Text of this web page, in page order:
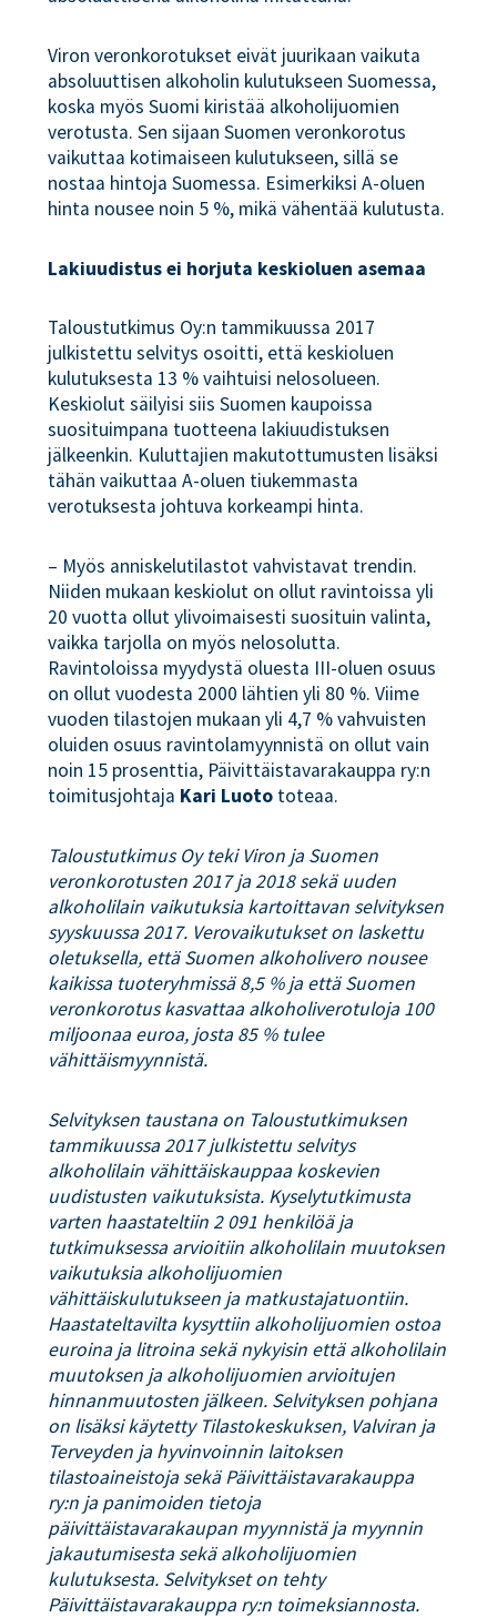
Viron veronkorotukset eivät juurikaan vaikuta
absoluuttisen alkoholin kulutukseen Suomessa,
koska myös Suomi kiristää alkoholijuomien
verotusta. Sen sijaan Suomen veronkorotus
vaikuttaa kotimaiseen kulutukseen, sillä se
nostaa hintoja Suomessa. Esimerkiksi A-oluen
hinta nousee noin 5 %, mikä vähentää kulutusta.
Lakiuudistus ei horjuta keskioluen asemaa
Taloustutkimus Oy:n tammikuussa 2017
julkistettu selvitys osoitti, että keskioluen
kulutuksesta 13 % vaihtuisi nelosolueen.
Keskiolut säilyisi siis Suomen kaupoissa
suosituimpana tuotteena lakiuudistuksen
jälkeenkin. Kuluttajien makutottumusten lisäksi
tähän vaikuttaa A-oluen tiukemmasta
verotuksesta johtuva korkeampi hinta.
– Myös anniskelutilastot vahvistavat trendin.
Niiden mukaan keskiolut on ollut ravintoissa yli
20 vuotta ollut ylivoimaisesti suosituin valinta,
vaikka tarjolla on myös nelosolutta.
Ravintoloissa myydystä oluesta III-oluen osuus
on ollut vuodesta 2000 lähtien yli 80 %. Viime
vuoden tilastojen mukaan yli 4,7 % vahvuisten
oluiden osuus ravintolamyynnistä on ollut vain
noin 15 prosenttia, Päivittäistavarakauppa ry:n
toimitusjohtaja Kari Luoto toteaa.
Taloustutkimus Oy teki Viron ja Suomen
veronkorotusten 2017 ja 2018 sekä uuden
alkoholilain vaikutuksia kartoittavan selvityksen
syyskuussa 2017. Verovaikutukset on laskettu
oletuksella, että Suomen alkoholivero nousee
kaikissa tuoteryhmissä 8,5 % ja että Suomen
veronkorotus kasvattaa alkoholiverotuloja 100
miljoonaa euroa, josta 85 % tulee
vähittäismyynnistä.
Selvityksen taustana on Taloustutkimuksen
tammikuussa 2017 julkistettu selvitys
alkoholilain vähittäiskauppaa koskevien
uudistusten vaikutuksista. Kyselytutkimusta
varten haastateltiin 2 091 henkilöä ja
tutkimuksessa arvioitiin alkoholilain muutoksen
vaikutuksia alkoholijuomien
vähittäiskulutukseen ja matkustajatuontiin.
Haastateltavilta kysyttiin alkoholijuomien ostoa
euroina ja litroina sekä nykyisin että alkoholilain
muutoksen ja alkoholijuomien arvioitujen
hinnanmuutosten jälkeen. Selvityksen pohjana
on lisäksi käytetty Tilastokeskuksen, Valviran ja
Terveyden ja hyvinvoinnin laitoksen
tilastoaineistoja sekä Päivittäistavarakauppa
ry:n ja panimoiden tietoja
päivittäistavarakaupan myynnistä ja myynnin
jakautumisesta sekä alkoholijuomien
kulutuksesta. Selvitykset on tehty
Päivittäistavarakauppa ry:n toimeksiannosta.